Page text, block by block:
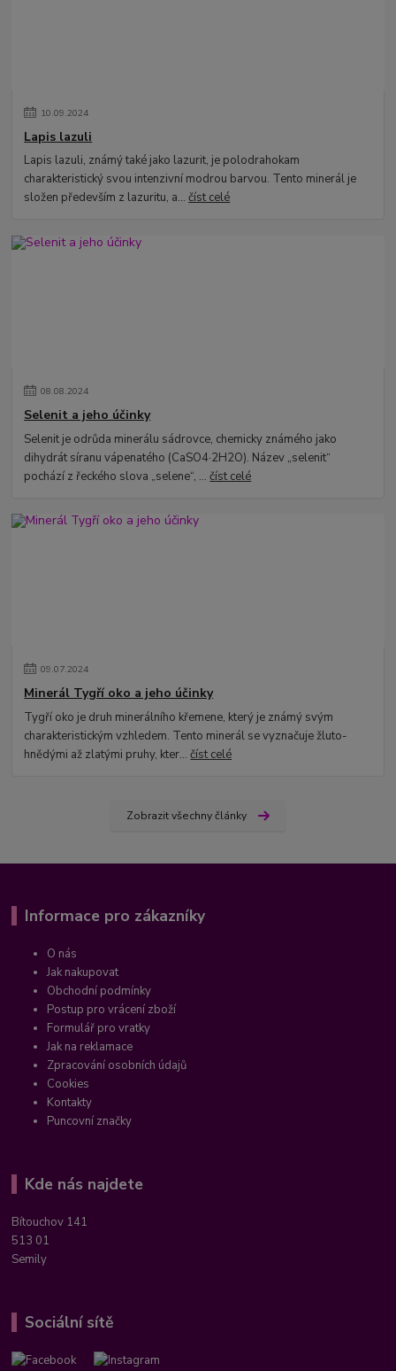
10.09.2024
Lapis lazuli
Lapis lazuli, známý také jako lazurit, je polodrahokam
charakteristický svou intenzivní modrou barvou. Tento minerál je
složen především z lazuritu, a...číst celé
08.08.2024
Selenit a jeho účinky
Selenit je odrůda minerálu sádrovce, chemicky známého jako
dihydrát síranu vápenatého (CaSO4·2H2O). Název „selenit“
pochází z řeckého slova „selene“, ...číst celé
09.07.2024
Minerál Tygří oko a jeho účinky
Tygří oko je druh minerálního křemene, který je známý svým
charakteristickým vzhledem. Tento minerál se vyznačuje žluto-
hnědými až zlatými pruhy, kter...číst celé
Zobrazit všechny články
Informace pro zákazníky
O nás
Jak nakupovat
Obchodní podmínky
Postup pro vrácení zboží
Formulář pro vratky
Jak na reklamace
Zpracování osobních údajů
Cookies
Kontakty
Puncovní značky
Kde nás najdete
Bítouchov 141
513 01
Semily
Sociální sítě